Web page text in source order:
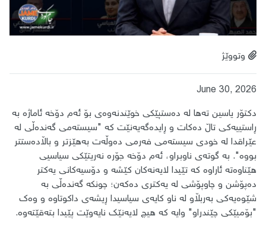
وتووێژ
June 30, 2026
دکتۆر یاسین تەها لە دەستپێکی خوێندنەوەی بۆ ئەم دۆخە ئاماژە بە
ڕاستییەکی تاڵ دەکات و ڕایدەگەیەنێت کە "سیستەمی گەندەڵی لە
عێراقدا لە خودی سیستەمی فەرمی دەوڵەت بەهێزتر و باڵادەستتر
بووە". بە گوتەی ناوبراو، ئەم دۆخە جۆرە نەریتێکی سیاسیی
هێناوەتە ئاراوە کە تێیدا لایەنەکان کێشە و دۆسیەکانی یەکتر
دەپۆشن و چاوپۆشی لە یەکتری دەکەن؛ چونکە گەندەڵی بە
شێوەیەکی بەربڵاو لە ناو کایەی سیاسیدا ڕیشەی داکوتاوە و وەک
"بۆمبێکی چێندراو" وایە کە هیچ لایەنێک نایەوێت پێیدا بتەقێتەوە.